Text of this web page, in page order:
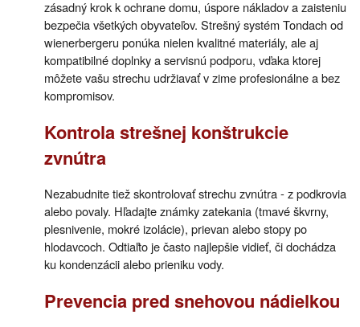
zásadný krok k ochrane domu, úspore nákladov a zaisteniu
bezpečia všetkých obyvateľov. Strešný systém Tondach od
wienerbergeru ponúka nielen kvalitné materiály, ale aj
kompatibilné doplnky a servisnú podporu, vďaka ktorej
môžete vašu strechu udržiavať v zime profesionálne a bez
kompromisov.
Kontrola strešnej konštrukcie
zvnútra
Nezabudnite tiež skontrolovať strechu zvnútra - z podkrovia
alebo povaly. Hľadajte známky zatekania (tmavé škvrny,
plesnivenie, mokré izolácie), prievan alebo stopy po
hlodavcoch. Odtiaľto je často najlepšie vidieť, či dochádza
ku kondenzácii alebo prieniku vody.
Prevencia pred snehovou nádielkou